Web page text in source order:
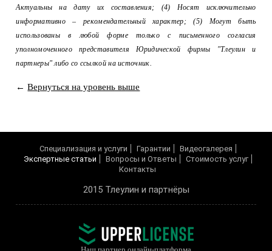
Актуальны на дату их составления; (4) Носят исключительно
информативно – рекомендательный характер; (5) Могут быть
использованы в любой форме только с письменного согласия
уполномоченного представителя Юридической фирмы "Тлеулин и
партнеры" либо со ссылкой на источник.
←Вернуться на уровень выше
Cпециализация и услуги Гарантии
Видеогалерея
Экспертные статьи
Вопросы и Ответы
Cтоимость услуг
Контакты
2015 Тлеулин и партнёры